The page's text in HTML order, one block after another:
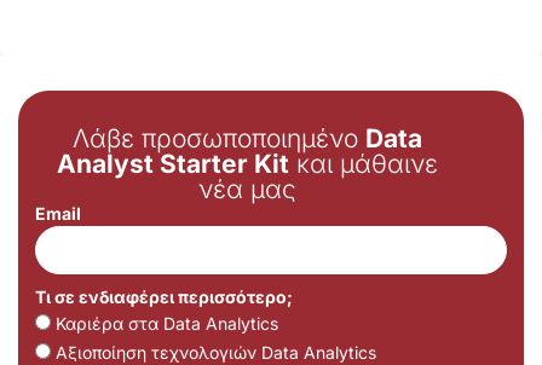
Λάβε προσωποποιημένο Data
Analyst Starter Kit και μάθαινε
νέα μας
Email
Τι σε ενδιαφέρει περισσότερο;
Καριέρα στα Data Analytics
Αξιοποίηση τεχνολογιών Data Analytics